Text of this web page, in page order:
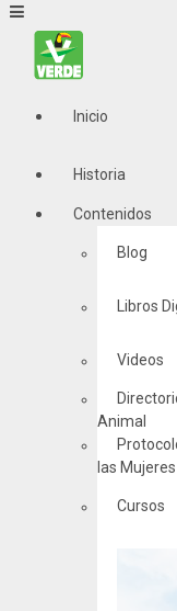
Inicio
Historia
Contenidos
Blog
Libros
Videos
Animal
las Mujeres
Cursos